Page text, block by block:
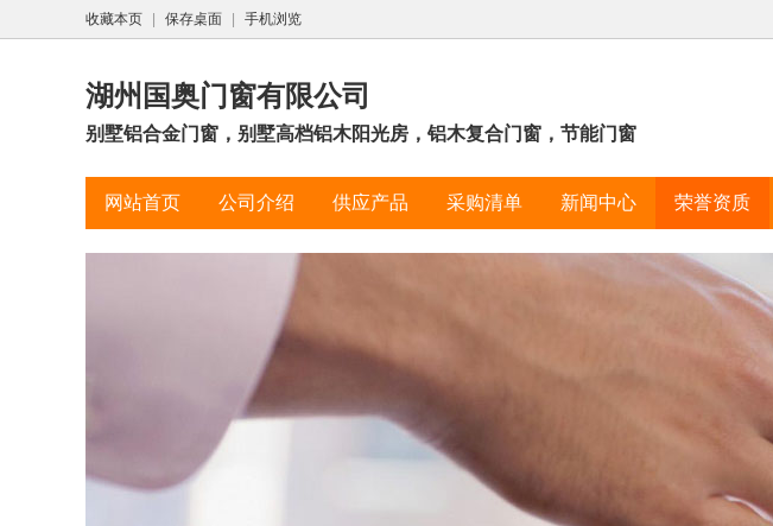
收藏本页 保存桌面 手机浏览
湖州国奥门窗有限公司
别墅铝合金门窗，别墅高档铝木阳光房，铝木复合门窗，节能门窗
网站首页 公司介绍 供应产品 采购清单 新闻中心 荣誉资质